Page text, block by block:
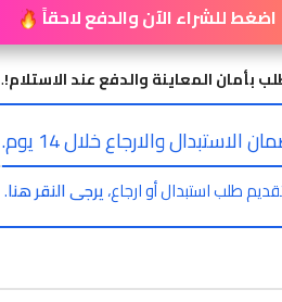
اضغط للشراء الآن والدفع لاحقاً
بأمان المعاينة والدفع عند الاستلام!.
الاستبدال والارجاع خلال 14 يوم.
طلب استبدال أو ارجاع،يرجى النقر هنا.